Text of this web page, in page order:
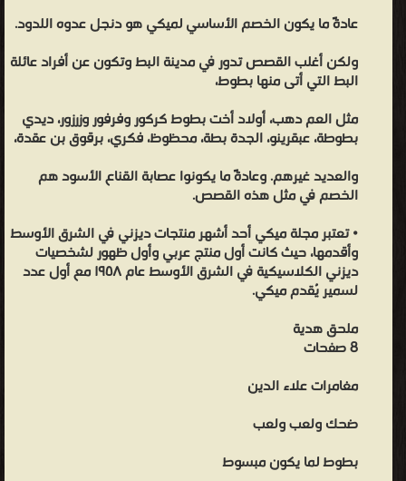
عادةً ما يكون الخصم الأساسي لميكي هو دنجل عدوه اللدود.
ولكن أغلب القصص تدور في مدينة البط وتكون عن أفراد عائلة
البط التي أتى منها بطوط،
مثل العم دهب، أولاد أخت بطوط كركور وفرفور وزرزور، ديدي
بطوطة، عبقرينو، الجدة بطة، محظوظ، فكري، برقوق بن عقدة،
والعديد غيرهم. وعادةً ما يكونوا عصابة القناع الأسود هم
الخصم في مثل هذه القصص.
• تعتبر مجلة ميكي أحد أشهر منتجات ديزني في الشرق الأوسط
وأقدمها، حيث كانت أول منتج عربي وأول ظهور لشخصيات
ديزني الكلاسيكية في الشرق الأوسط عام ١٩٥٨ مع أول عدد
لسمير يُقدم ميكي.
ملحق هدية
8 صفحات
مغامرات علاء الدين
ضحك ولعب ولعب
بطوط لما يكون مبسوط